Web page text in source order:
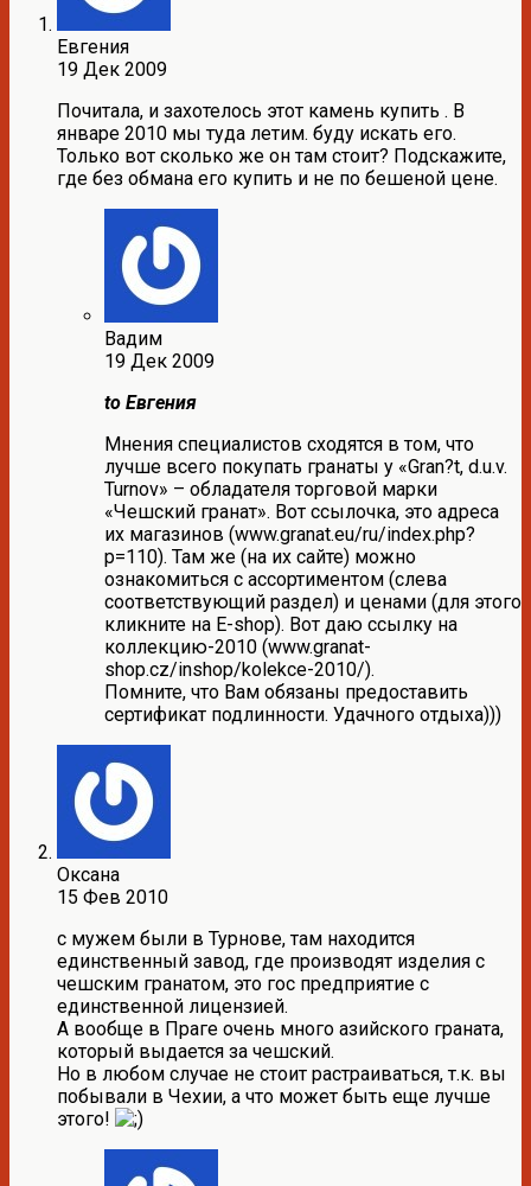
Евгения
19 Дек 2009
Почитала, и захотелось этот камень купить . В
январе 2010 мы туда летим. буду искать его.
Только вот сколько же он там стоит? Подскажите,
где без обмана его купить и не по бешеной цене.
Вадим
19 Дек 2009
to Евгения
Мнения специалистов сходятся в том, что
лучше всего покупать гранаты у «Gran?t, d.u.v.
Turnov» – обладателя торговой марки
«Чешский гранат». Вот ссылочка, это адреса
их магазинов (www.granat.eu/ru/index.php?
p=110). Там же (на их сайте) можно
ознакомиться с ассортиментом (слева
соответствующий раздел) и ценами (для этого
кликните на E-shop). Вот даю ссылку на
коллекцию-2010 (www.granat-
shop.cz/inshop/kolekce-2010/).
Помните, что Вам обязаны предоставить
сертификат подлинности. Удачного отдыха)))
Оксана
15 Фев 2010
с мужем были в Турнове, там находится
единственный завод, где производят изделия с
чешским гранатом, это гос предприятие с
единственной лицензией.
А вообще в Праге очень много азийского граната,
который выдается за чешский.
Но в любом случае не стоит растраиваться, т.к. вы
побывали в Чехии, а что может быть еще лучше
этого!